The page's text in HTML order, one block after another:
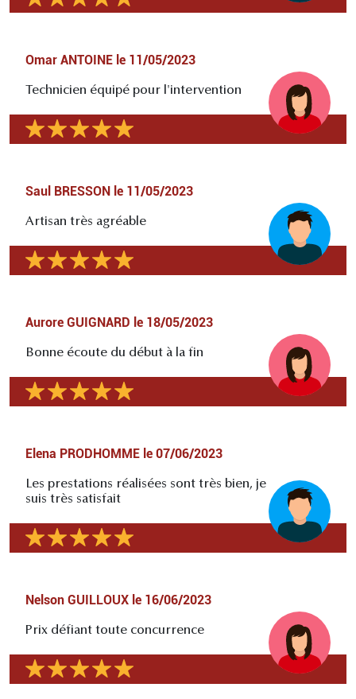
Omar ANTOINE le 11/05/2023
Technicien équipé pour l'intervention
Saul BRESSON le 11/05/2023
Artisan très agréable
Aurore GUIGNARD le 18/05/2023
Bonne écoute du début à la fin
Elena PRODHOMME le 07/06/2023
Les prestations réalisées sont très bien, je
suis très satisfait
Nelson GUILLOUX le 16/06/2023
Prix défiant toute concurrence